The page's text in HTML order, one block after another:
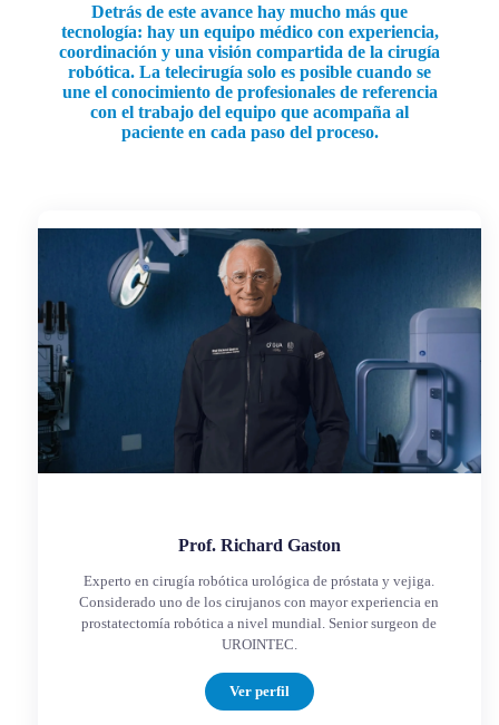
Detrás de este avance hay mucho más que
tecnología: hay un equipo médico con experiencia,
coordinación y una visión compartida de la cirugía
robótica. La telecirugía solo es posible cuando se
une el conocimiento de profesionales de referencia
con el trabajo del equipo que acompaña al
paciente en cada paso del proceso.
Prof. Richard Gaston
Experto en cirugía robótica urológica de próstata y vejiga.
Considerado uno de los cirujanos con mayor experiencia en
prostatectomía robótica a nivel mundial. Senior surgeon de
UROINTEC.
Ver perfil